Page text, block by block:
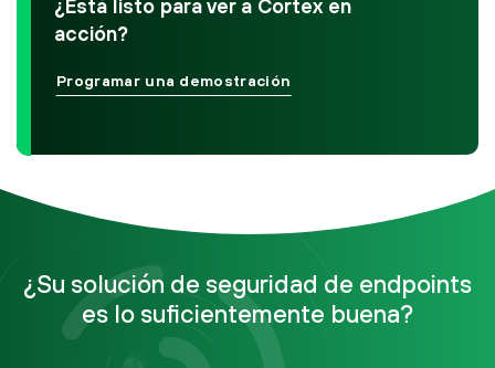
¿Está listo para ver a Cortex en
acción?
Programar una demostración
¿Su solución de seguridad de endpoints
es lo suficientemente buena?